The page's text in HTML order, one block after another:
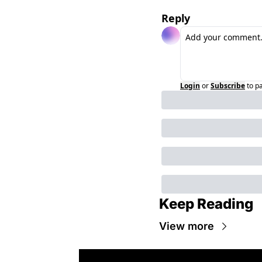
Reply
Login orSubscribeto
Keep Reading
View more